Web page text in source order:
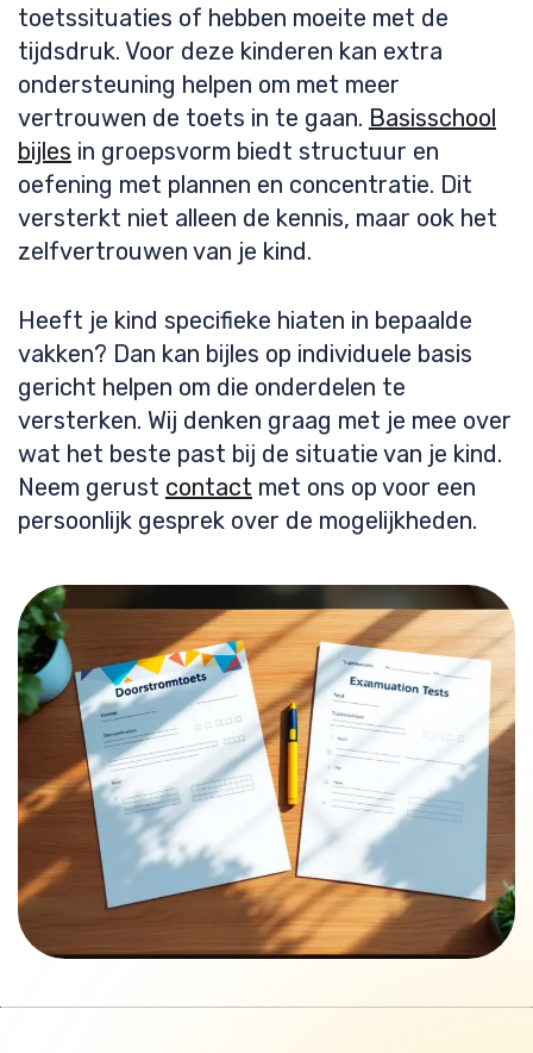
toetssituaties of hebben moeite met de
tijdsdruk. Voor deze kinderen kan extra
ondersteuning helpen om met meer
vertrouwen de toets in te gaan. Basisschool
bijles in groepsvorm biedt structuur en
oefening met plannen en concentratie. Dit
versterkt niet alleen de kennis, maar ook het
zelfvertrouwen van je kind.
Heeft je kind specifieke hiaten in bepaalde
vakken? Dan kan bijles op individuele basis
gericht helpen om die onderdelen te
versterken. Wij denken graag met je mee over
wat het beste past bij de situatie van je kind.
Neem gerust contact met ons op voor een
persoonlijk gesprek over de mogelijkheden.